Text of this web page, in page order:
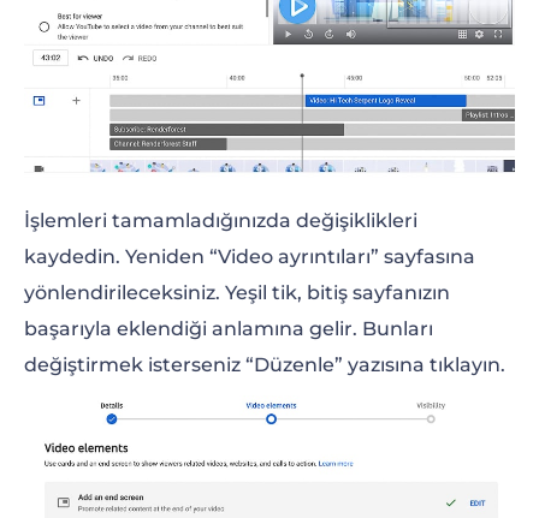
İşlemleri tamamladığınızda değişiklikleri
kaydedin. Yeniden “Video ayrıntıları” sayfasına
yönlendirileceksiniz. Yeşil tik, bitiş sayfanızın
başarıyla eklendiği anlamına gelir. Bunları
değiştirmek isterseniz “Düzenle” yazısına tıklayın.